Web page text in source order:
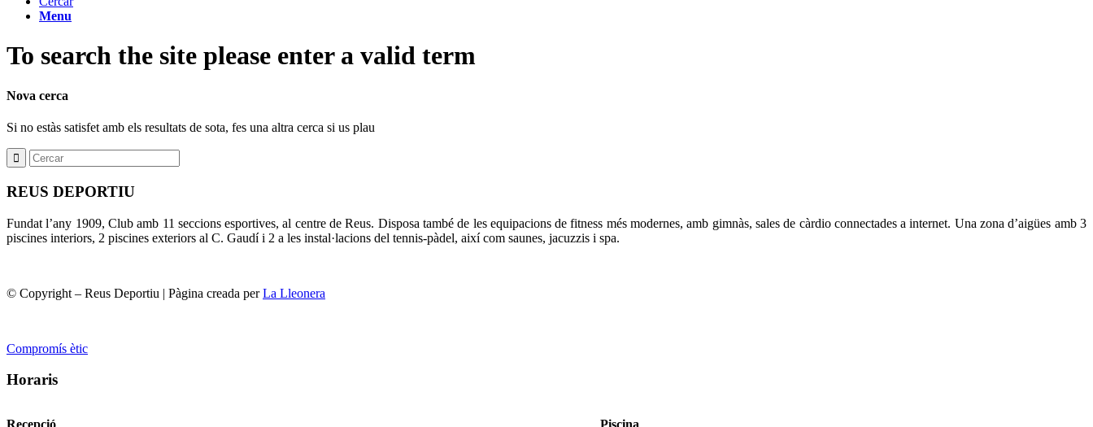
Menu
To search the site please enter a valid term
Nova cerca
Si no estàs satisfet amb els resultats de sota, fes una altra cerca si us plau
REUS DEPORTIU
Fundat l’any 1909, Club amb 11 seccions esportives, al centre de Reus. Disposa també de les equipacions de fitness més modernes, amb gimnàs, sales de càrdio connectades a internet. Una zona d’aigües amb 3
piscines interiors, 2 piscines exteriors al C. Gaudí i 2 a les instal·lacions del tennis-pàdel, així com saunes, jacuzzis i spa.
© Copyright – Reus Deportiu | Pàgina creada perLa Lleonera
Compromís ètic
Horaris
Recepció Piscina